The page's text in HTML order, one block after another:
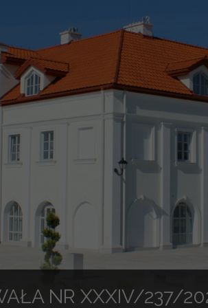
NR XXXIV/237/